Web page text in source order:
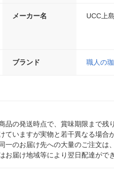
メーカー名 UCC上
ブランド 職人の
品の発送時点で、賞味期限まで
ていますが実物と若干異なる場
のお届け先への大量のご注文は
届け地域等により翌日配達がで